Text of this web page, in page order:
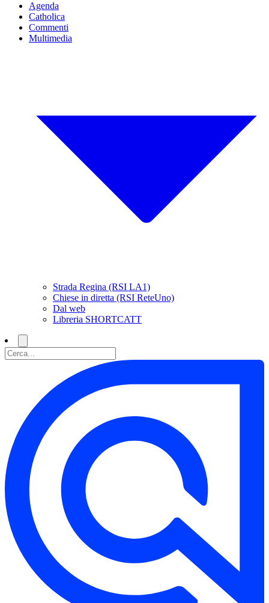
Agenda
Catholica
Commenti
Multimedia
Strada Regina (RSI LA1)
Chiese in diretta (RSI ReteUno)
Dal web
Libreria SHORTCATT